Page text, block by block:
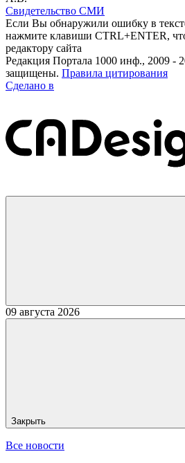
Свидетельство СМИ
Если Вы обнаружили ошибку в
нажмите клавиши CTRL+ENTER,
редактору сайта
Редакция Портала 1000 инф., 2009 -
защищены. Правила цитирования
Сделано в
09 августа 2026
Закрыть
Все новости